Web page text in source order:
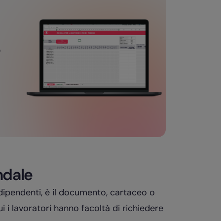
è il documento, cartaceo o
i lavoratori hanno facoltà di richiedere